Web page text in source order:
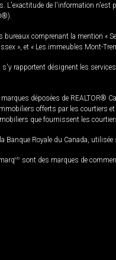
L'exactitude de l'information n'est
comprenant la mention «
», et « Les immeubles Mont-
rapportent désignent les
déposées de
offerts par les
que fournissent les
Banque Royale du Canada,
MD sont des marques de